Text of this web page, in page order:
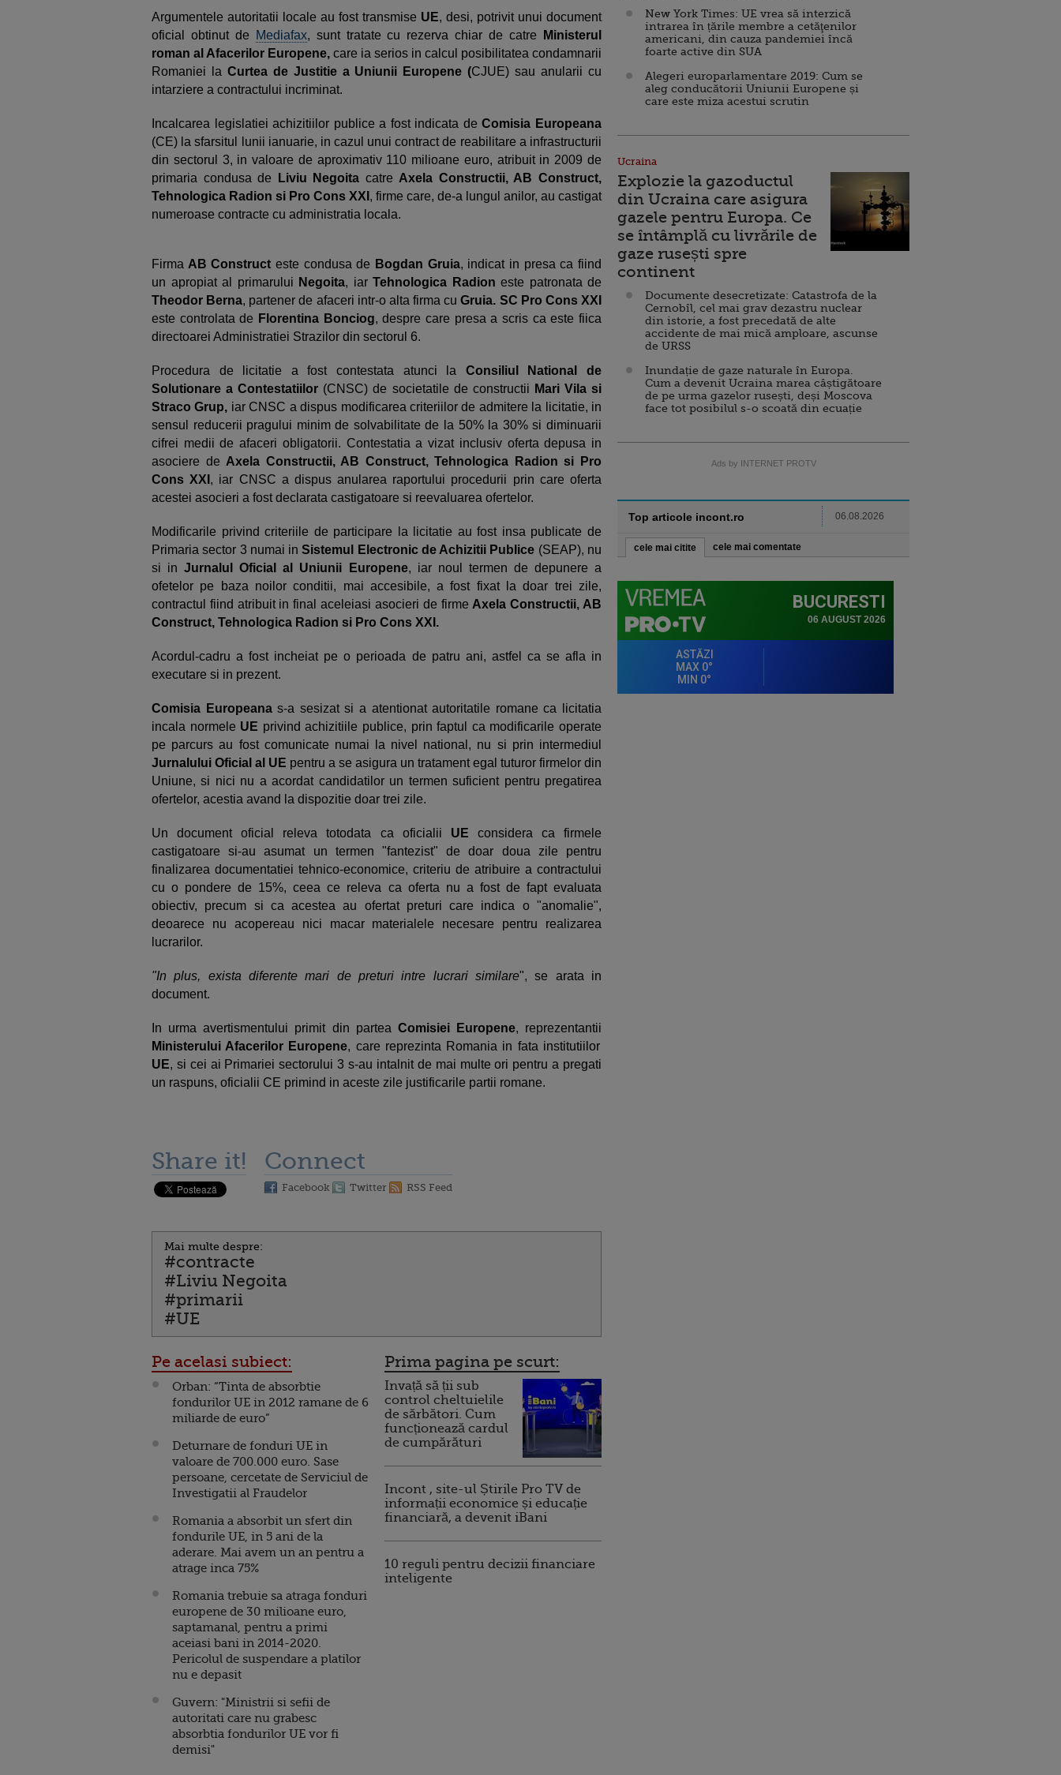
Argumentele autoritatii locale au fost transmise UE, desi, potrivit unui document
oficial obtinut de
Mediafax, sunt tratate cu rezerva chiar de catre
Ministerul
roman al Afacerilor Europene, care ia serios in calcul posibilitatea condamnarii
Romaniei la Curtea de Justitie a Uniunii Europene (CJUE) sau anularii cu
intarziere a contractului incriminat.
Incalcarea legislatiei achizitiilor publice a fost indicata de Comisia Europeana
(CE) la sfarsitul lunii ianuarie, in cazul unui contract de reabilitare a infrastructurii
din sectorul 3, in valoare de aproximativ 110 milioane euro, atribuit in 2009 de
primaria condusa de
Liviu Negoita catre Axela Constructii, AB Construct,
Tehnologica Radion si Pro Cons XXI , firme care, de-a lungul anilor, au castigat
numeroase contracte cu administratia locala.
Firma AB Construct este condusa de Bogdan Gruia, indicat in presa ca fiind
un apropiat al primarului Negoita, iar Tehnologica Radion este patronata de
Theodor Berna, partener de afaceri intr-o alta firma cuGruia. SC Pro Cons XXI
este controlata de Florentina Bonciog, despre care presa a scris ca este fiica
directoarei Administratiei Strazilor din sectorul 6.
Procedura de licitatie a fost contestata atunci la Consiliul National de
Solutionare a Contestatiilor (CNSC) de societatile de constructii Mari Vila si
Straco Grup, iar CNSC a dispus modificarea criteriilor de admitere la licitatie, in
sensul reducerii pragului minim de solvabilitate de la 50% la 30% si diminuarii
cifrei medii de afaceri obligatorii. Contestatia a vizat inclusiv oferta depusa in
asociere de Axela Constructii, AB Construct, Tehnologica Radion si Pro
Cons XXI , iar CNSC a dispus anularea raportului procedurii prin care oferta
acestei asocieri a fost declarata castigatoare si reevaluarea ofertelor.
Modificarile privind criteriile de participare la licitatie au fost insa publicate de
Primaria sector 3 numai inSistemul Electronic de Achizitii Publice (SEAP), nu
si inJurnalul Oficial al Uniunii Europene, iar noul termen de depunere a
ofetelor pe baza noilor conditii, mai accesibile, a fost fixat la doar trei zile,
contractul fiind atribuit in final aceleiasi asocieri de firme Axela Constructii, AB
Construct, Tehnologica Radion si Pro Cons XXI.
Acordul-cadru a fost incheiat pe o perioada de patru ani, astfel ca se afla in
executare si in prezent.
Comisia Europeanas-a sesizat si a atentionat autoritatile romane ca licitatia
incala normele UE privind achizitiile publice, prin faptul ca modificarile operate
pe parcurs au fost comunicate numai la nivel national, nu si prin intermediul
Jurnalului Oficial al UE pentru a se asigura un tratament egal tuturor firmelor din
Uniune, si nici nu a acordat candidatilor un termen suficient pentru pregatirea
ofertelor, acestia avand la dispozitie doar trei zile.
Un document oficial releva totodata ca oficialii UE considera ca firmele
castigatoare si-au asumat un termen "fantezist" de doar doua zile pentru
finalizarea documentatiei tehnico-economice, criteriu de atribuire a contractului
cu o pondere de 15%, ceea ce releva ca oferta nu a fost de fapt evaluata
obiectiv, precum si ca acestea au ofertat preturi care indica o "anomalie",
deoarece nu acopereau nici macar materialele necesare pentru realizarea
lucrarilor.
"In plus, exista diferente mari de preturi intre lucrari similare", se arata in
document.
In urma avertismentului primit din partea Comisiei Europene, reprezentantii
Ministerului Afacerilor Europene, care reprezinta Romania in fata institutiilor
UE, si cei ai Primariei sectorului 3 s-au intalnit de mai multe ori pentru a pregati
un raspuns, oficialii CE primind in aceste zile justificarile partii romane.
Share it! Connect
Facebook Twitter RSS Feed
Mai multe despre:
#contracte
#Liviu Negoita
#primarii
#UE
Pe acelasi subiect:
Orban: “Tinta de absorbtie
fondurilor UE in 2012 ramane de 6
miliarde de euro”
Deturnare de fonduri UE in
valoare de 700.000 euro. Sase
persoane, cercetate de Serviciul de
Investigatii al Fraudelor
Romania a absorbit un sfert din
fondurile UE, in 5 ani de la
aderare. Mai avem un an pentru a
atrage inca 75%
Romania trebuie sa atraga fonduri
europene de 30 milioane euro,
saptamanal, pentru a primi
aceiasi bani in 2014-2020.
Pericolul de suspendare a platilor
nu e depasit
Guvern: "Ministrii si sefii de
autoritati care nu grabesc
absorbtia fondurilor UE vor fi
demisi"
Prima pagina pe scurt:
Invață să ții sub
control cheltuielile
de sărbători. Cum
funcționează cardul
de cumpărături
Incont , site-ul Știrile Pro TV de
informații economice și educație
financiară, a devenit iBani
10 reguli pentru decizii financiare
inteligente
New York Times: UE vrea să interzică
intrarea în țările membre a cetăţenilor
americani, din cauza pandemiei încă
foarte active din SUA
Alegeri europarlamentare 2019: Cum se
aleg conducătorii Uniunii Europene și
care este miza acestui scrutin
Ucraina
Explozie la gazoductul
din Ucraina care asigura
gazele pentru Europa. Ce
se întâmplă cu livrările de
gaze rusești spre
continent
Documente desecretizate: Catastrofa de la
Cernobîl, cel mai grav dezastru nuclear
din istorie, a fost precedată de alte
accidente de mai mică amploare, ascunse
de URSS
Inundație de gaze naturale în Europa.
Cum a devenit Ucraina marea câștigătoare
de pe urma gazelor rusești, deși Moscova
face tot posibilul s-o scoată din ecuație
Ads by INTERNET PROTV
Top articole incont.ro 06.08.2026
cele mai citite cele mai comentate